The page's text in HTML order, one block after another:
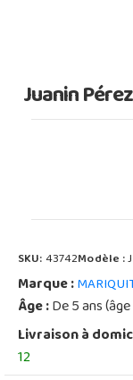
Juanin
SKU:43742Modèle :
Marque :
Âge :De 5 ans
Livraison à
12